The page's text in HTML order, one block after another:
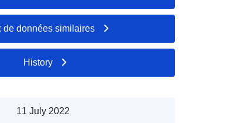
de données similaires
History
11 July 2022